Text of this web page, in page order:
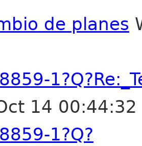
de planes
14 00:44:32
1?Q?